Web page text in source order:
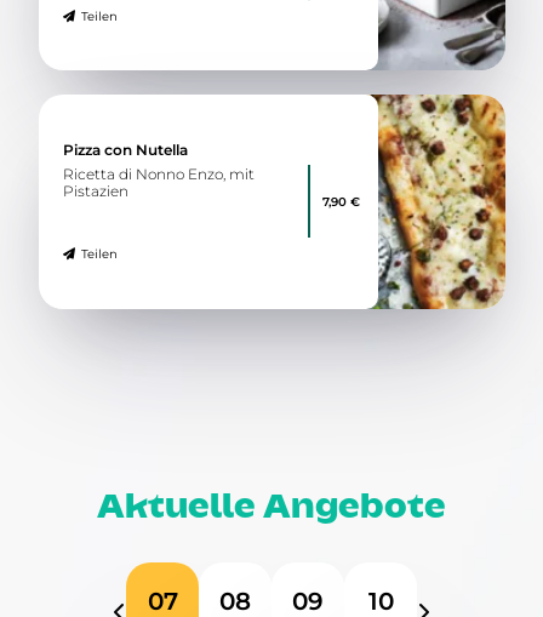
Teilen
Pizza con Nutella
Ricetta di Nonno Enzo, mit
Pistazien
Teilen
7,90 €
Aktuelle Angebote
07 08 09 10